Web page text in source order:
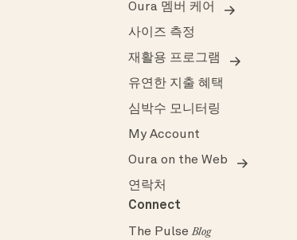
Oura 멤버 케어
사이즈 측정
재활용 프로그램
유연한 지출 혜택
심박수 모니터링
My Account
Oura on the Web
연락처
Connect
The PulseBlog